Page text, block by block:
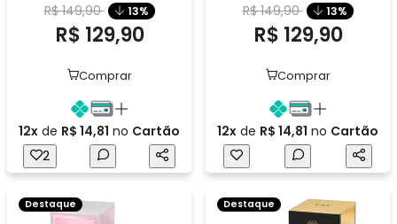
R$ 149,90
13%
R$ 129,90
Comprar
12x de R$ 14,81 no Cartão
2
R$ 149,90
13%
R$ 129,90
Comprar
12x de R$ 14,81 no Cartão
Destaque Destaque